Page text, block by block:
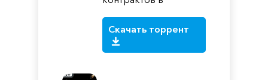
Скачать торрент